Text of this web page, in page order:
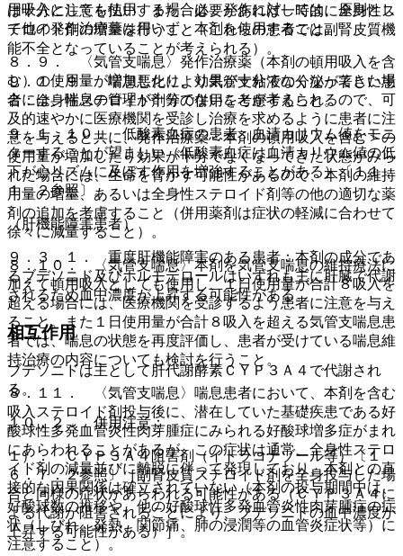
は十分に注意を払い、また、必要があれば一時的に全身性ス
テロイド剤の増量を行うこと（これらの患者では副腎皮質機
能不全となっていることが考えられる）。
９．１．９． 喘息悪化により気管支粘液の分泌が著しい患
者：全身性ステロイド剤等の併用を考慮すること。
９．１．１０． 低酸素血症の患者：血清カリウム値をモニ
ターすることが望ましい（低酸素血症は血清カリウム値の低
下が心リズムに及ぼす作用を増強することがある）〔１１．
１．２参照〕。
（肝機能障害患者）
９．３．１． 重度肝機能障害のある患者：本剤の成分であ
るブデソニド及びホルモテロールはいずれも主に肝臓で代謝
されるため血中濃度が上昇する可能性がある。
相互作用
ブデソニドは主として肝代謝酵素ＣＹＰ３Ａ４で代謝され
る。
１０．２． 併用注意：
１）． ＣＹＰ３Ａ４阻害剤（イトラコナゾール等）〔１
６．７．２参照〕［副腎皮質ステロイド剤を全身投与した場
合と同様の症状があらわれる可能性がある（ＣＹＰ３Ａ４に
よる代謝が阻害されることにより、ブデソニドの血中濃度が
上昇する可能性がある）］。
用吸入としても使用する場合は、発作に対しては、原則とし
て他の発作治療薬は用いず、本剤を使用すること。
８．９． 〈気管支喘息〉発作治療薬（本剤の頓用吸入を含
む）の使用量が増加したり、効果が十分でなくなってきた場
合には、喘息の管理が十分でないことが考えられるので、可
及的速やかに医療機関を受診し治療を求めるように患者に注
意を与えると共に、発作治療薬＜本剤の頓用吸入を含む＞の
使用量が増加したり効果が十分でなくなってきた状態がみら
れた場合には、生命を脅かす可能性があるので、本剤の維持
用量の増量、あるいは全身性ステロイド剤等の他の適切な薬
剤の追加を考慮すること（併用薬剤は症状の軽減に合わせて
徐々に減量すること）。
８．１０． 〈気管支喘息〉本剤を気管支喘息の維持療法に
加えて頓用吸入としても使用し、１日使用量が合計８吸入を
超える場合には、医療機関を受診するよう患者に注意を与え
ること。また１日使用量が合計８吸入を超える気管支喘息患
者では、喘息の状態を再度評価し、患者が受けている喘息維
持治療の内容についても検討を行うこと。
８．１１． 〈気管支喘息〉喘息患者において、本剤を含む
吸入ステロイド剤投与後に、潜在していた基礎疾患である好
酸球性多発血管炎性肉芽腫症にみられる好酸球増多症がまれ
にあらわれることがあるが、この症状は通常、全身性ステロ
イド剤の減量並びに離脱に伴って発現しており、本剤との直
接的な因果関係は確立されていない（本剤の投与期間中は、
好酸球数の推移や、他の好酸球性多発血管炎性肉芽腫症の症
状（しびれ、発熱、関節痛、肺の浸潤等の血管炎症状等）に
注意すること）。